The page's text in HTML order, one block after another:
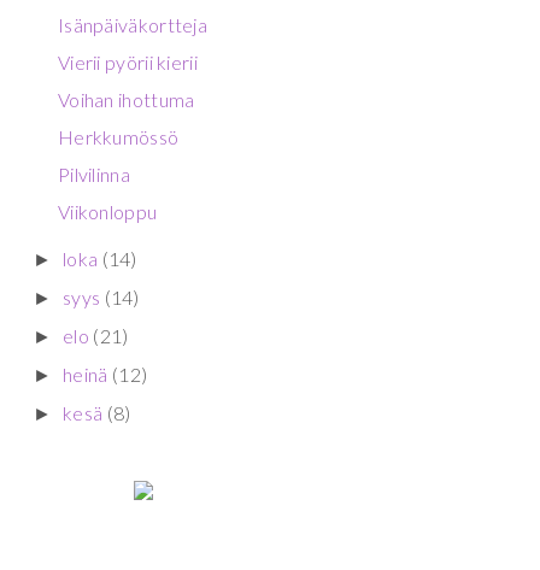
Isänpäiväkortteja
Vierii pyörii kierii
Voihan ihottuma
Herkkumössö
Pilvilinna
Viikonloppu
► loka (14)
► syys (14)
► elo (21)
► heinä (12)
► kesä (8)